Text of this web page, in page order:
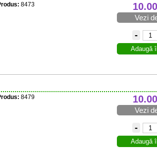
10.00
Vezi
-
Adaugă
8473
10.00
Vezi
-
Adaugă
8479